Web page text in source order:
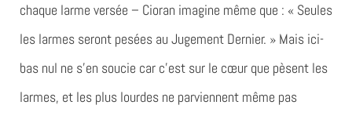
chaque larme versée – Cioran imagine même que : « Seules
les larmes seront pesées au Jugement Dernier. » Mais ici-
bas nul ne s’en soucie car c’est sur le cœur que pèsent les
larmes, et les plus lourdes ne parviennent même pas